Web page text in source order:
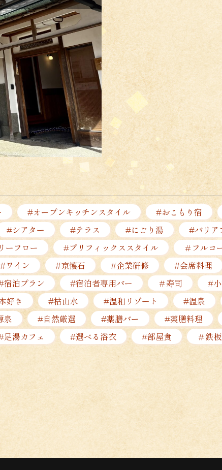
#オープンキッチンスタイル #おこもり宿
#シアター #テラス #にごり湯 #バリア
ーフロー #プリフィックススタイル ＃フルコ
#ワイン #京懐石 #企業研修 #会席料理
宿泊プラン #宿泊者専用バー ＃寿司 #
好き #枯山水 #温和リゾート #温泉
泉 #自然厳選 #薬膳バー #薬膳料理
足湯カフェ #選べる浴衣 #部屋食 ＃鉄